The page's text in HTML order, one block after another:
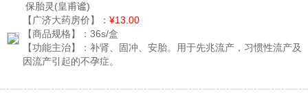
保胎灵(皇甫谧)
【广济大药房价】： ¥13.00
【商品规格】： 36s/盒
【功能主治】： 补肾、固冲、安胎。用于先兆流产，习惯性流产及
因流产引起的不孕症。